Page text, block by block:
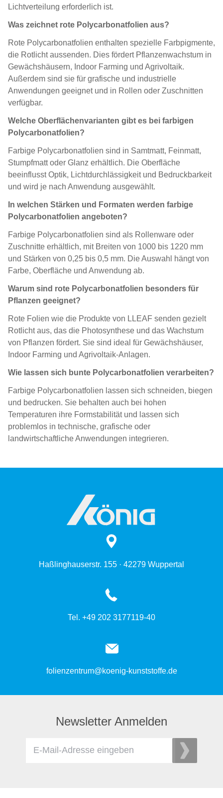
Lichtverteilung erforderlich ist.
Was zeichnet rote Polycarbonatfolien aus?
Rote Polycarbonatfolien enthalten spezielle Farbpigmente,
die Rotlicht aussenden. Dies fördert Pflanzenwachstum in
Gewächshäusern, Indoor Farming und Agrivoltaik.
Außerdem sind sie für grafische und industrielle
Anwendungen geeignet und in Rollen oder Zuschnitten
verfügbar.
Welche Oberflächenvarianten gibt es bei farbigen
Polycarbonatfolien?
Farbige Polycarbonatfolien sind in Samtmatt, Feinmatt,
Stumpfmatt oder Glanz erhältlich. Die Oberfläche
beeinflusst Optik, Lichtdurchlässigkeit und Bedruckbarkeit
und wird je nach Anwendung ausgewählt.
In welchen Stärken und Formaten werden farbige
Polycarbonatfolien angeboten?
Farbige Polycarbonatfolien sind als Rollenware oder
Zuschnitte erhältlich, mit Breiten von 1000 bis 1220 mm
und Stärken von 0,25 bis 0,5 mm. Die Auswahl hängt von
Farbe, Oberfläche und Anwendung ab.
Warum sind rote Polycarbonatfolien besonders für
Pflanzen geeignet?
Rote Folien wie die Produkte von LLEAF senden gezielt
Rotlicht aus, das die Photosynthese und das Wachstum
von Pflanzen fördert. Sie sind ideal für Gewächshäuser,
Indoor Farming und Agrivoltaik-Anlagen.
Wie lassen sich bunte Polycarbonatfolien verarbeiten?
Farbige Polycarbonatfolien lassen sich schneiden, biegen
und bedrucken. Sie behalten auch bei hohen
Temperaturen ihre Formstabilität und lassen sich
problemlos in technische, grafische oder
landwirtschaftliche Anwendungen integrieren.
Haßlinghauserstr. 155 · 42279 Wuppertal
Tel. +49 202 3177119-40
folienzentrum@koenig-kunststoffe.de
Newsletter Anmelden